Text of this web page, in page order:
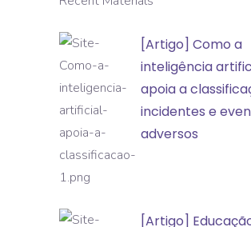
[Artigo]
Como
a
inteligência
artificial
apoia
a
de
[Artigo] Como a
inteligência
apoia a
incidentes e
adversos
[Artigo] [Artigo]